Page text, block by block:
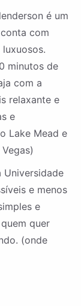
é um
com
minutos de
com a
relaxante e
e
Lake Mead e
e menos
e
quer
(onde